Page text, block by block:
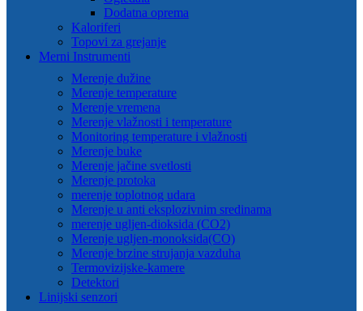
Dodatna oprema
Kaloriferi
Topovi za grejanje
Merni Instrumenti
Merenje dužine
Merenje temperature
Merenje vremena
Merenje vlažnosti i temperature
Monitoring temperature i vlažnosti
Merenje buke
Merenje jačine svetlosti
Merenje protoka
merenje toplotnog udara
Merenje u anti eksplozivnim sredinama
merenje ugljen-dioksida (CO2)
Merenje ugljen-monoksida(CO)
Merenje brzine strujanja vazduha
Termovizijske-kamere
Detektori
Linijski senzori